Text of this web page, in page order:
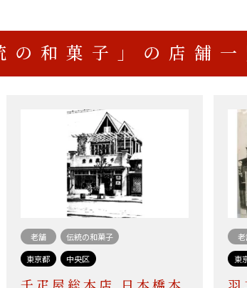
の和菓子」の店舗一
老舗
伝統の和菓子
東京都
中央区
東